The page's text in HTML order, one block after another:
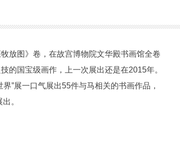
图》卷，在故宫博物院文华殿书画馆全卷
的国宝级画作，上一次展出还是在2015年。
”展一口气展出55件与马相关的书画作品，
。